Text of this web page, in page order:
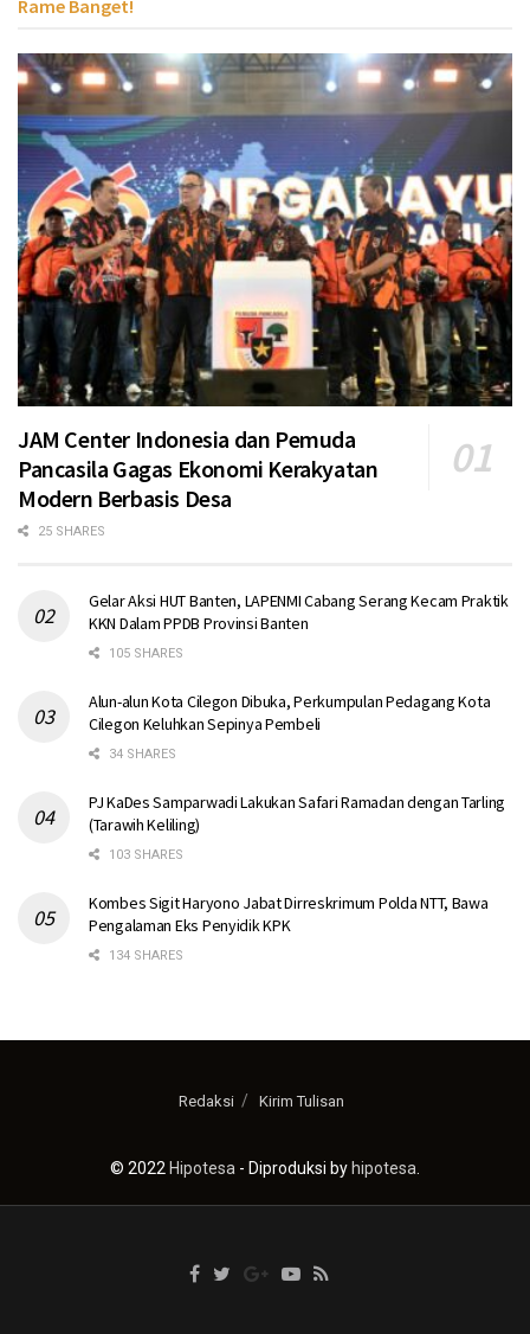
Rame Banget!
JAM Center Indonesia dan Pemuda
Pancasila Gagas Ekonomi Kerakyatan
Modern Berbasis Desa
25 SHARES
Gelar Aksi HUT Banten, LAPENMI Cabang Serang Kecam Praktik
KKN Dalam PPDB Provinsi Banten
105 SHARES
Alun-alun Kota Cilegon Dibuka, Perkumpulan Pedagang Kota
Cilegon Keluhkan Sepinya Pembeli
34 SHARES
PJ KaDes Samparwadi Lakukan Safari Ramadan dengan Tarling
(Tarawih Keliling)
103 SHARES
Kombes Sigit Haryono Jabat Dirreskrimum Polda NTT, Bawa
Pengalaman Eks Penyidik KPK
134 SHARES
Redaksi Kirim Tulisan
© 2022 Hipotesa - Diproduksi by hipotesa.